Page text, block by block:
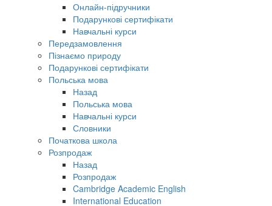
Онлайн-підручники
Подарункові сертифікати
Навчальні курси
Передзамовлення
Пізнаємо природу
Подарункові сертифікати
Польська мова
Назад
Польська мова
Навчальні курси
Словники
Початкова школа
Розпродаж
Назад
Розпродаж
Cambridge Academic English
International Education